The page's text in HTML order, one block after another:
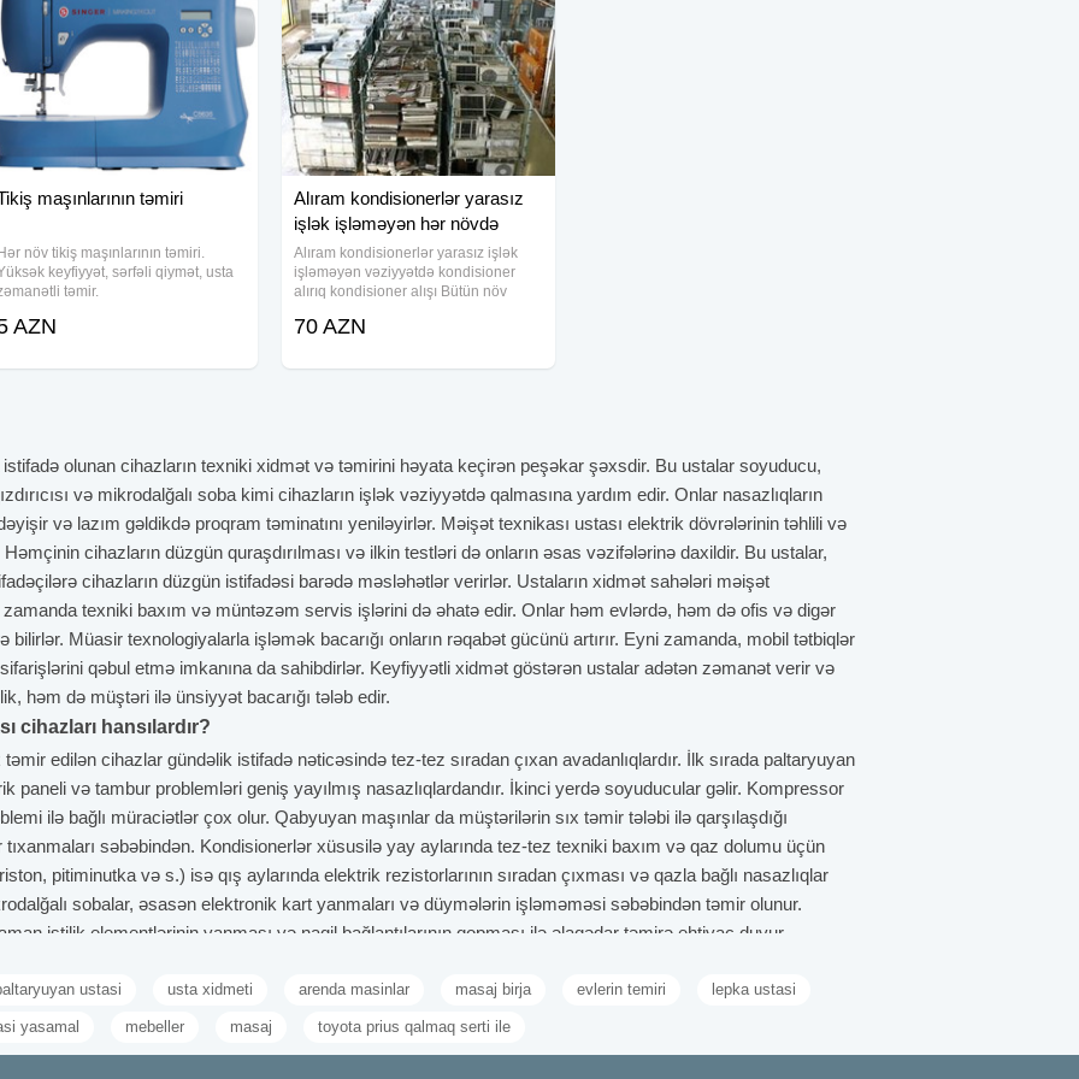
maşınlarının təmiri
Hər növ tikiş maşınlarının təmiri.
keyfiyyət, sərfəli qiymət, usta
təmir.
AZN
Alıram kondisionerlər yarasız
işlək işləməyən hər növdə
Alıram kondisionerlər yarasız işlək
işləməyən vəziyyətdə kondisioner
alırıq kondisioner alışı Bütün növ
Kondisioner alanlar Kondisioner
70 AZN
olunan cihazların texniki xidmət və təmirini həyata keçirən peşəkar şəxsdir. Bu ustalar soyuducu,
və mikrodalğalı soba kimi cihazların işlək vəziyyətdə qalmasına yardım edir. Onlar nasazlıqların
və lazım gəldikdə proqram təminatını yeniləyirlər. Məişət texnikası ustası elektrik dövrələrinin təhlili və
cihazların düzgün quraşdırılması və ilkin testləri də onların əsas vəzifələrinə daxildir. Bu ustalar,
cihazların düzgün istifadəsi barədə məsləhətlər verirlər. Ustaların xidmət sahələri məişət
zamanda texniki baxım və müntəzəm servis işlərini də əhatə edir. Onlar həm evlərdə, həm də ofis və digər
Müasir texnologiyalarla işləmək bacarığı onların rəqabət gücünü artırır. Eyni zamanda, mobil tətbiqlər
qəbul etmə imkanına da sahibdirlər. Keyfiyyətli xidmət göstərən ustalar adətən zəmanət verir və
həm də müştəri ilə ünsiyyət bacarığı tələb edir.
cihazları hansılardır?
edilən cihazlar gündəlik istifadə nəticəsində tez-tez sıradan çıxan avadanlıqlardır. İlk sırada paltaryuyan
paneli və tambur problemləri geniş yayılmış nasazlıqlardandır. İkinci yerdə soyuducular gəlir. Kompressor
ilə bağlı müraciətlər çox olur. Qabyuyan maşınlar da müştərilərin sıx təmir tələbi ilə qarşılaşdığı
tıxanmaları səbəbindən. Kondisionerlər xüsusilə yay aylarında tez-tez texniki baxım və qaz dolumu üçün
pitiminutka və s.) isə qış aylarında elektrik rezistorlarının sıradan çıxması və qazla bağlı nasazlıqlar
sobalar, əsasən elektronik kart yanmaları və düymələrin işləməməsi səbəbindən təmir olunur.
istilik elementlərinin yanması və naqil bağlantılarının qopması ilə əlaqədar təmirə ehtiyac duyur.
və motor nasazlıqları ilə ustalara gətirilir. Bu cihazların təmiri üçün zamanında müdaxilə və mütəxəssis
nasazlıqların qarşısını almağa kömək edir.
ustasi usta xidmeti arenda masinlar masaj birja evlerin temiri lepka ustasi
yasamal mebeller masaj toyota prius qalmaq serti ile